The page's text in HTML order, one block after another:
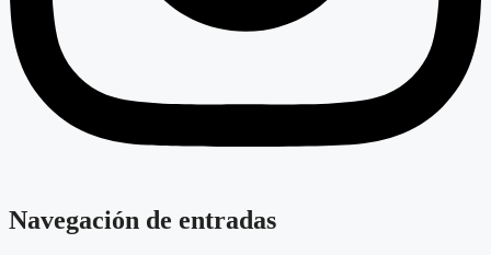
Navegación de entradas